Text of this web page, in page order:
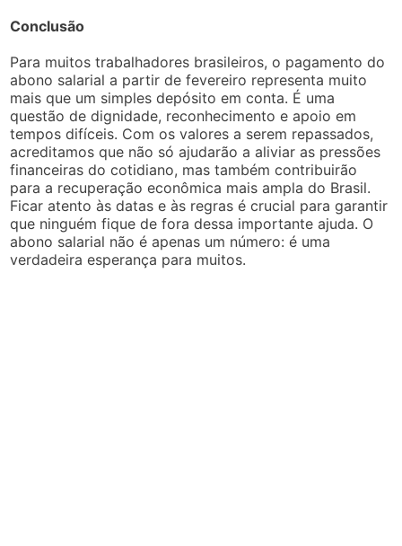
Conclusão
Para muitos trabalhadores brasileiros, o pagamento do
abono salarial a partir de fevereiro representa muito
mais que um simples depósito em conta. É uma
questão de dignidade, reconhecimento e apoio em
tempos difíceis. Com os valores a serem repassados,
acreditamos que não só ajudarão a aliviar as pressões
financeiras do cotidiano, mas também contribuirão
para a recuperação econômica mais ampla do Brasil.
Ficar atento às datas e às regras é crucial para garantir
que ninguém fique de fora dessa importante ajuda. O
abono salarial não é apenas um número: é uma
verdadeira esperança para muitos.